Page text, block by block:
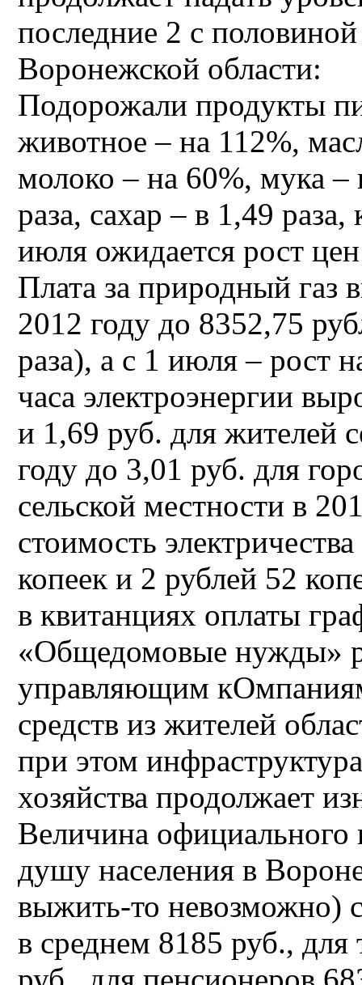
последние 2 с
Воронежской области:
Подорожали продукты
животное – на 112%,
молоко – на 60%, мука –
раза, сахар – в 1,49
июля ожидается рост
Плата за природный газ
2012 году до 8352,75
раза), а с 1 июля – рост
часа электроэнергии
и 1,69 руб. для жителей
году до 3,01 руб. для
сельской местности в
стоимость
копеек и 2 рублей 52
в квитанциях оплаты
«Общедомовые нужды»
управляющим
средств из жителей
при этом
хозяйства продолжает
Величина
душу населения в
выжить-то невозможно)
в среднем 8185 руб., для